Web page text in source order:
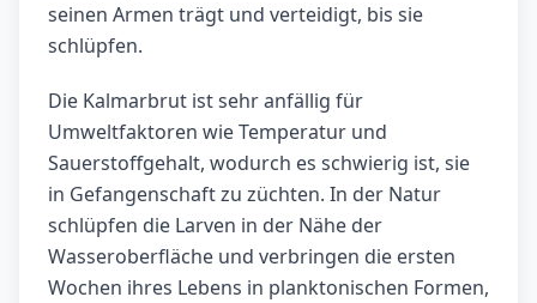
seinen Armen trägt und verteidigt, bis sie
schlüpfen.
Die Kalmarbrut ist sehr anfällig für
Umweltfaktoren wie Temperatur und
Sauerstoffgehalt, wodurch es schwierig ist, sie
in Gefangenschaft zu züchten. In der Natur
schlüpfen die Larven in der Nähe der
Wasseroberfläche und verbringen die ersten
Wochen ihres Lebens in planktonischen Formen,